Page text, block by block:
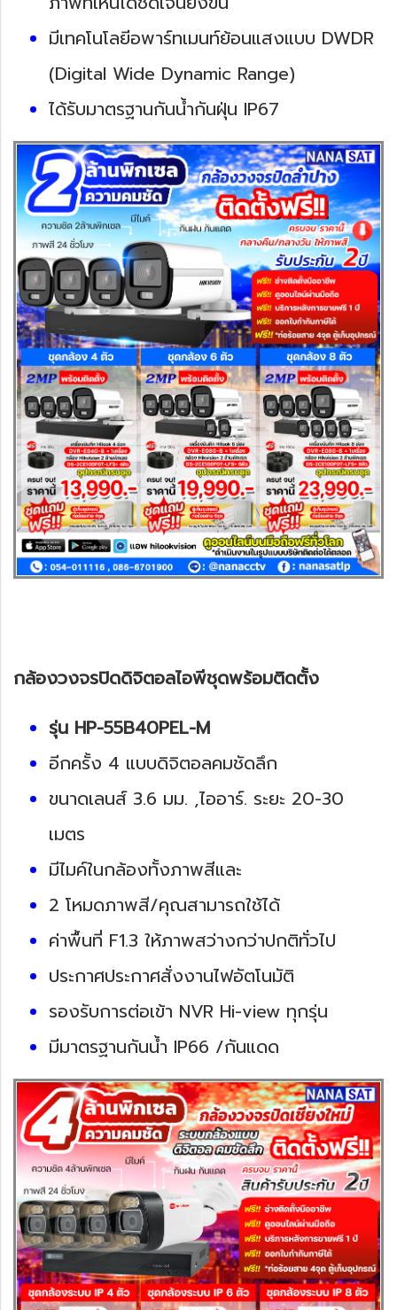
มีเทคโนโลยีอพาร์ทเมนท์ย้อนแสงแบบ DWDR
(Digital Wide Dynamic Range)
ได้รับมาตรฐานกันน้ำกันฝุ่น IP67
กล้องวงจรปิดดิจิตอลไอพีชุดพร้อมติดตั้ง
รุ่น HP-55B40PEL-M
อีกครั้ง 4 แบบดิจิตอลคมชัดลึก
ขนาดเลนส์ 3.6 มม. ,ไออาร์. ระยะ 20-30
เมตร
มีไมค์ในกล้องทั้งภาพสีและ
2 โหมดภาพสี/คุณสามารถใช้ได้
ค่าพื้นที่ F1.3 ให้ภาพสว่างกว่าปกติทั่วไป
ประกาศประกาศสั่งงานไฟอัตโนมัติ
รองรับการต่อเข้า NVR Hi-view ทุกรุ่น
มีมาตรฐานกันน้ำ IP66 /กันแดด